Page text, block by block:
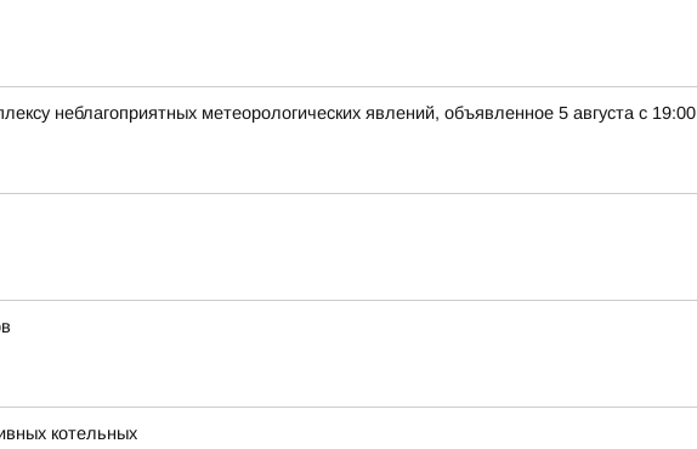
неблагоприятных метеорологических явлений, объявленное 5 августа с 19:00
котельных